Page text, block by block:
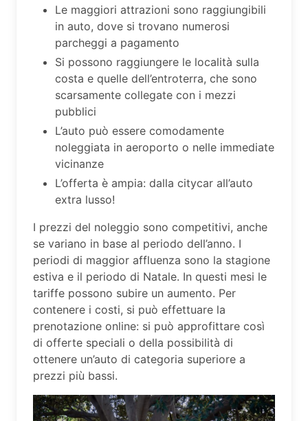
Le maggiori attrazioni sono raggiungibili
in auto, dove si trovano numerosi
parcheggi a pagamento
Si possono raggiungere le località sulla
costa e quelle dell’entroterra, che sono
scarsamente collegate con i mezzi
pubblici
L’auto può essere comodamente
noleggiata in aeroporto o nelle immediate
vicinanze
L’offerta è ampia: dalla citycar all’auto
extra lusso!
I prezzi del noleggio sono competitivi, anche
se variano in base al periodo dell’anno. I
periodi di maggior affluenza sono la stagione
estiva e il periodo di Natale. In questi mesi le
tariffe possono subire un aumento. Per
contenere i costi, si può effettuare la
prenotazione online: si può approfittare così
di offerte speciali o della possibilità di
ottenere un’auto di categoria superiore a
prezzi più bassi.